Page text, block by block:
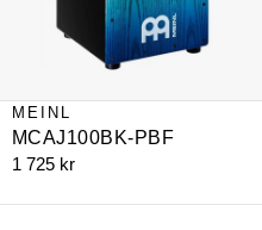
MEINL
MCAJ100BK-PBF
1 725 kr